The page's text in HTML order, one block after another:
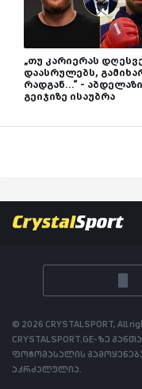
„თუ კარიერას
დაასრულებს,
რადგან...“ -
გეიჯიზე ისაუბრა
© 2026 CRYSTALSPORT, All
CRYSTALSPORT.GE-ზე
ფოტომასალის
აკრძალულია.